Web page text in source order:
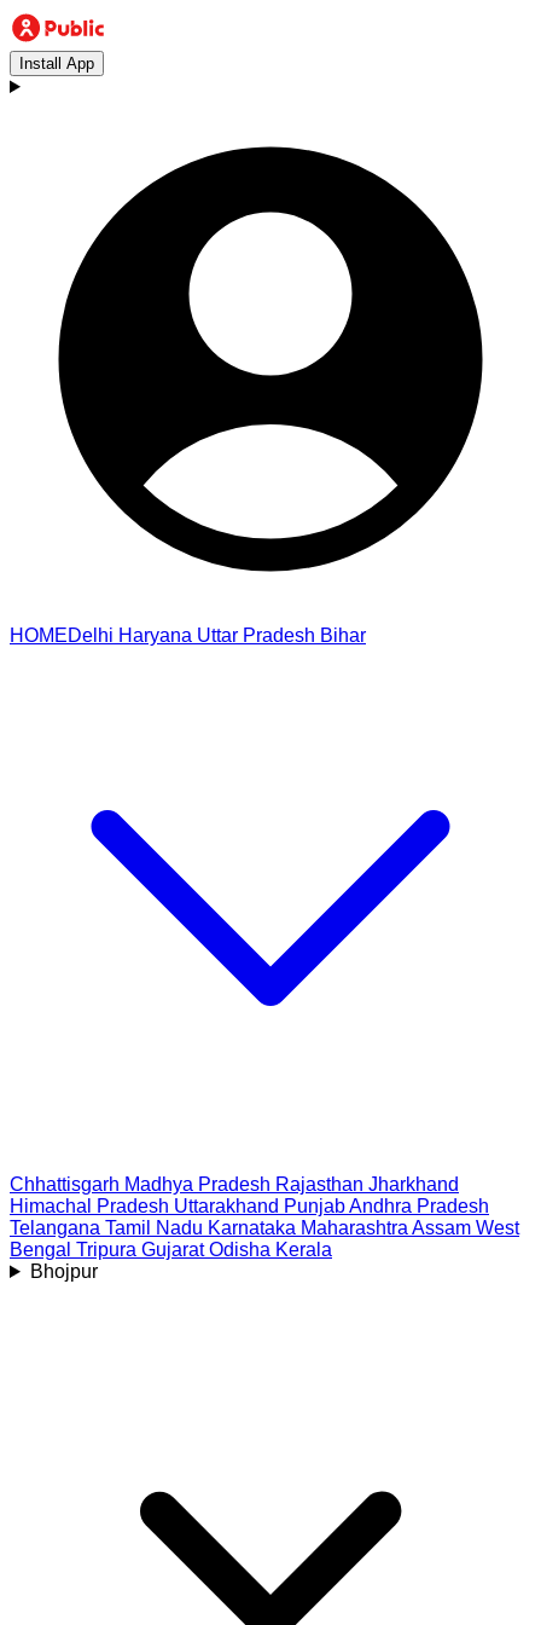
Install App
HOMEDelhi Haryana Uttar Pradesh Bihar
Chhattisgarh Madhya Pradesh Rajasthan Jharkhand
Himachal Pradesh Uttarakhand PunjabAndhra Pradesh
Telangana Tamil Nadu Karnataka Maharashtra Assam West
Bengal Tripura Gujarat Odisha Kerala
Bhojpur